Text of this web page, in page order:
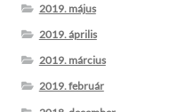
2019. május
2019. április
2019. március
2019. február